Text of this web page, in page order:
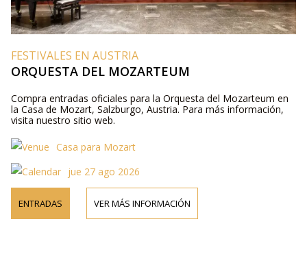
FESTIVALES EN AUSTRIA
ORQUESTA DEL MOZARTEUM
Compra entradas oficiales para la Orquesta del Mozarteum en
la Casa de Mozart, Salzburgo, Austria. Para más información,
visita nuestro sitio web.
Casa para Mozart
jue 27 ago 2026
ENTRADAS VER MÁS INFORMACIÓN